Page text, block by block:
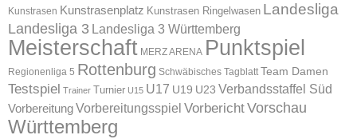
Kunstrasen Kunstrasenplatz Kunstrasen Ringelwasen Landesliga
Landesliga 3 Landesliga 3 Württemberg
Meisterschaft MERZ ARENA Punktspiel
Regionenliga 5 Rottenburg Schwäbisches Tagblatt Team Damen
Testspiel Trainer Turnier U15 U17 U19 U23 Verbandsstaffel Süd
VorbereitungVorbereitungsspiel VorberichtVorschau
Württemberg